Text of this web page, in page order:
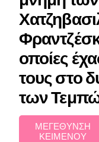
οποίες
τους στο
των
ΜΕΓΕΘΥΝΣΗ
ΚΕΙΜΕΝΟΥ